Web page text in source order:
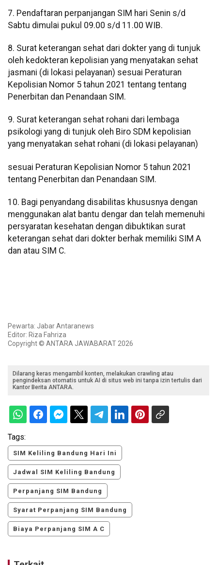
7. Pendaftaran perpanjangan SIM hari Senin s/d
Sabtu dimulai pukul 09.00 s/d 11.00 WIB.
8. Surat keterangan sehat dari dokter yang di tunjuk
oleh kedokteran kepolisian yang menyatakan sehat
jasmani (di lokasi pelayanan) sesuai Peraturan
Kepolisian Nomor 5 tahun 2021 tentang tentang
Penerbitan dan Penandaan SIM.
9. Surat keterangan sehat rohani dari lembaga
psikologi yang di tunjuk oleh Biro SDM kepolisian
yang menyatakan sehat rohani (di lokasi pelayanan)
sesuai Peraturan Kepolisian Nomor 5 tahun 2021
tentang Penerbitan dan Penandaan SIM.
10. Bagi penyandang disabilitas khususnya dengan
menggunakan alat bantu dengar dan telah memenuhi
persyaratan kesehatan dengan dibuktikan surat
keterangan sehat dari dokter berhak memiliki SIM A
dan atau SIM C.
Pewarta: Jabar Antaranews
Editor: Riza Fahriza
Copyright © ANTARA JAWABARAT 2026
Dilarang keras mengambil konten, melakukan crawling atau
pengindeksan otomatis untuk AI di situs web ini tanpa izin tertulis dari
Kantor Berita ANTARA.
Tags:
SIM Keliling Bandung Hari Ini
Jadwal SIM Keliling Bandung
Perpanjang SIM Bandung
Syarat Perpanjang SIM Bandung
Biaya Perpanjang SIM A C